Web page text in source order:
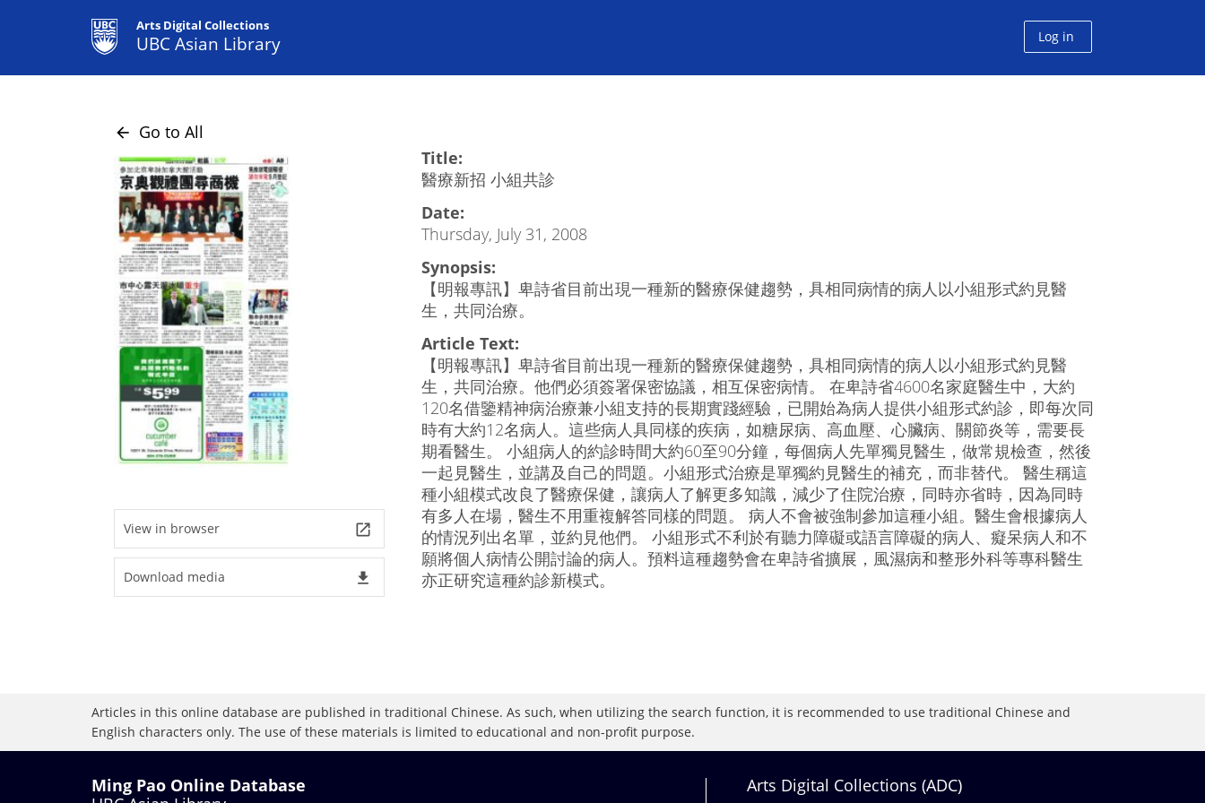
Arts Digital Collections
UBC Asian Library Log in
arrow_back Go to All
View in browser launch
Download media file_download
Title:
醫療新招 小組共診
Date:
Thursday, July 31, 2008
Synopsis:
【明報專訊】卑詩省目前出現一種新的醫療保健趨勢，具相同病情的病人以小組形式約見醫
生，共同治療。
Article Text:
【明報專訊】卑詩省目前出現一種新的醫療保健趨勢，具相同病情的病人以小組形式約見醫
生，共同治療。他們必須簽署保密協議，相互保密病情。 在卑詩省4600名家庭醫生中，大約
120名借鑒精神病治療兼小組支持的長期實踐經驗，已開始為病人提供小組形式約診，即每次同
時有大約12名病人。這些病人具同樣的疾病，如糖尿病、高血壓、心臟病、關節炎等，需要長
期看醫生。 小組病人的約診時間大約60至90分鐘，每個病人先單獨見醫生，做常規檢查，然後
一起見醫生，並講及自己的問題。小組形式治療是單獨約見醫生的補充，而非替代。 醫生稱這
種小組模式改良了醫療保健，讓病人了解更多知識，減少了住院治療，同時亦省時，因為同時
有多人在場，醫生不用重複解答同樣的問題。 病人不會被強制參加這種小組。醫生會根據病人
的情況列出名單，並約見他們。 小組形式不利於有聽力障礙或語言障礙的病人、癡呆病人和不
願將個人病情公開討論的病人。預料這種趨勢會在卑詩省擴展，風濕病和整形外科等專科醫生
亦正研究這種約診新模式。
Articles in this online database are published in traditional Chinese. As such, when utilizing the search function, it is recommended to use traditional Chinese and
English characters only. The use of these materials is limited to educational and non-profit purpose.
Ming Pao Online Database
Arts Digital Collections (ADC)